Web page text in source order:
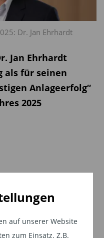
auf unserer Website
zum Einsatz. Z.B.
Dr. Jan Ehrhardt
Jan Ehrhardt
als für seinen
Anlageerfolg“
2025
ausgewogenen
(seit 2010)
DJE –
die beiden